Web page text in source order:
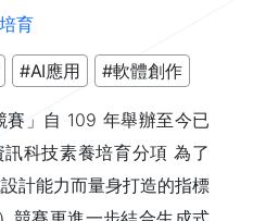
育
#AI應用 #軟體創作
賽」自 109 年舉辦至今已
科技素養培育分項 為了
計能力而量身打造的指標